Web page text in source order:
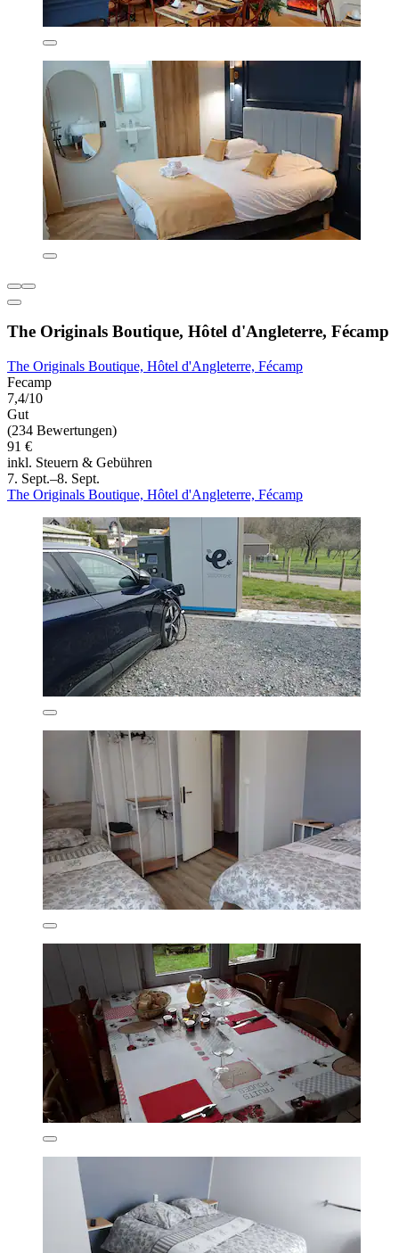
The Originals Boutique, Hôtel d'Angleterre, Fécamp
The Originals Boutique, Hôtel d'Angleterre, Fécamp
Fecamp
7,4/10
Gut
(234 Bewertungen)
91 €
inkl. Steuern & Gebühren
7. Sept.–8. Sept.
The Originals Boutique, Hôtel d'Angleterre, Fécamp